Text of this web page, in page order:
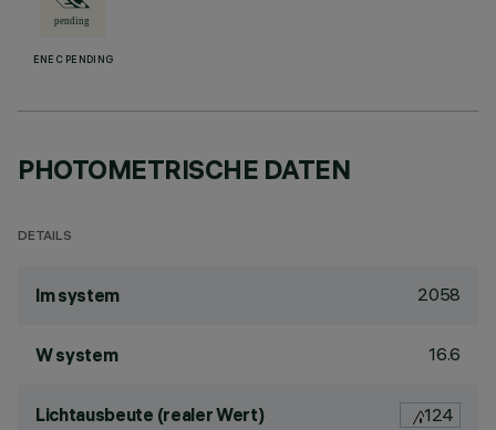
ENEC PENDING
PHOTOMETRISCHE DATEN
DETAILS
lm system 2058
W system 16.6
Lichtausbeute (realer Wert) 124